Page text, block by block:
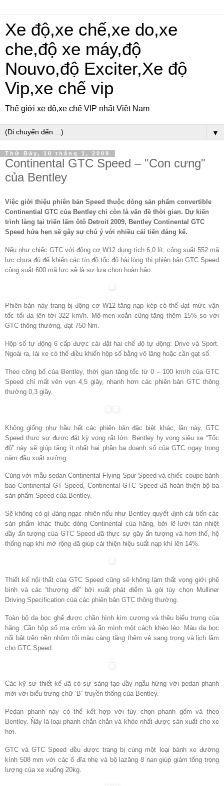
Xe độ,xe chế,xe do,xe
che,độ xe máy,độ
Nouvo,độ Exciter,Xe độ
Vip,xe chế vip
Thế giới xe dộ,xe chế VIP nhất Việt Nam
▼
Thứ Bảy, 10 tháng 1, 2009
Continental GTC Speed – "Con cưng"
của Bentley
Việc giới thiệu phiên bản Speed thuộc dòng sản phẩm convertible
Continential GTC của Bentley chỉ còn là vấn đề thời gian. Dự kiến
trình làng tại triển lãm ôtô Detroit 2009, Bentley Continental GTC
Speed hứa hẹn sẽ gây sự chú ý với nhiều cải tiến đáng kể.
Nếu như chiếc GTC với động cơ W12 dung tích 6,0 lít, công suất 552 mã
lực chưa đủ để khiến các tín đồ tốc độ hài lòng thì phiên bản GTC Speed
công suất 600 mã lực sẽ là sự lựa chọn hoàn hảo.
Phiên bản này trang bị động cơ W12 tăng nạp kép có thể đạt mức vận
tốc tối đa lên tới 322 km/h. Mô-men xoắn cũng tăng thêm 15% so với
GTC thông thường, đạt 750 Nm.
Hộp số tự động 6 cấp được cài đặt hai chế độ tự động: Drive và Sport.
Ngoài ra, lái xe có thể điều khiển hộp số bằng vô lăng hoặc cần gạt số.
Theo công bố của Bentley, thời gian tăng tốc từ 0 – 100 km/h của GTC
Speed chỉ mất vẻn vẹn 4,5 giây, nhanh hơn các phiên bản GTC thông
thường 0,3 giây.
Không giống như hầu hết các phiên bản đặc biệt khác, lần này, GTC
Speed thực sự được đặt kỳ vọng rất lớn. Bentley hy vọng siêu xe “Tốc
độ” này sẽ giúp tăng ít nhất hai phần ba doanh số của GTC ngay trong
năm đầu xuất xưởng.
Cùng với mẫu sedan Continental Flying Spur Speed và chiếc coupe bảnh
bao Continental GT Speed, Continental GTC Speed đã hoàn thiện bộ ba
sản phẩm Speed của Bentley.
Sẽ không có gì đáng ngạc nhiên nếu như Bentley quyết định cải tiến các
sản phẩm khác thuộc dòng Continental của hãng, bởi lẽ lưới tản nhiệt
đầy ấn tượng của GTC Speed đã thực sự gây ấn tượng và hơn thế, hệ
thống nạp khí mở rộng đã giúp cải thiện hiệu suất nạp khí lên 14%.
Thiết kế nội thất của GTC Speed cũng sẽ không làm thất vọng giới phê
bình và các “thượng đế” bởi xuất phát điểm là gói tùy chọn Mulliner
Driving Specification của các phiên bản GTC thông thường.
Toàn bộ da bọc ghế được chần hình kim cương và thêu biểu trưng của
hãng. Cần hộp số mạ crôm và ẩn mình một cách khéo léo. Màu da bọc
nổi bật trên nền nhôm tối màu càng tăng thêm vẻ sang trọng và lịch lãm
cho GTC Speed.
Các kỹ sư thiết kế đã có sự sáng tạo đầy ngẫu hứng với pedan phanh
mới với biểu trưng chữ ‘B” truyền thống của Bentley.
Pedan phanh này có thể kết hợp với tùy chọn phanh gốm và theo
Bentley. Ñây là loại phanh chắn chắn và khỏe nhất được sản xuất cho xe
hơi.
GTC và GTC Speed đều được trang bị cùng một loại bánh xe đường
kính 508 mm với các ổ đĩa nhẹ và bộ lazăng 8 nan giúp giảm tổng trọng
lượng của xe xuống 20kg.